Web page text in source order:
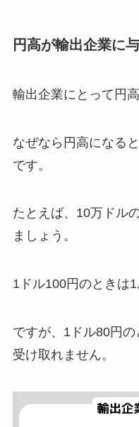
円高が輸出企業に
輸出企業にとって円
なぜなら円高になる
です。
たとえば、10万ドル
ましょう。
1ドル100円のときは
ですが、1ドル80円
受け取れません。